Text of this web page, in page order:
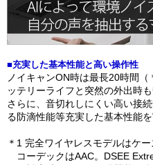
■充実した基本性能と高い操作性
ノイキャンON時は最長20時間
ッテリーライフと突然の外出時
さらに、音切れしにくい高い接
る防滴性能等充実した基本性能を
＊1 完全ワイヤレスモデルはケー
コーデックはAAC。DSEE